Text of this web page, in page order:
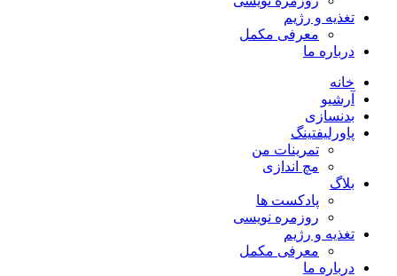
تغذیه و رژیم
معرفی مکمل
درباره ما
خانه
آرشیو
بدنسازی
پاورلیفتینگ
تمرینات من
مچ اندازی
بلاگ
پادکست ها
روزمره نویسی
تغذیه و رژیم
معرفی مکمل
درباره ما